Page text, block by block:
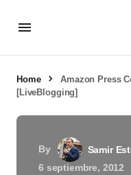
Home
Amazon Press
[LiveBlogging]
By
Samir
6 septiembre, 2012